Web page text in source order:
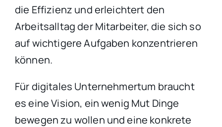
die Effizienz und erleichtert den
Arbeitsalltag der Mitarbeiter, die sich so
auf wichtigere Aufgaben konzentrieren
können.
Für digitales Unternehmertum braucht
es eine Vision, ein wenig Mut Dinge
bewegen zu wollen und eine konkrete